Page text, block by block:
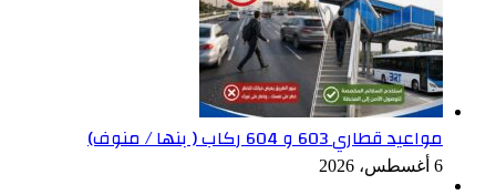
مواعيد قطاري 603 و 604 ركاب ( بنها / منوف)
6 أغسطس، 2026